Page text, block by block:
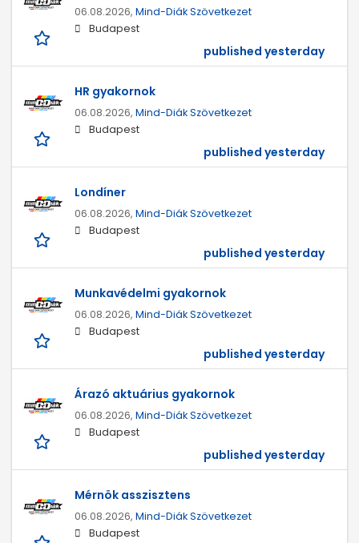
06.08.2026, Mind-Diák Szövetkezet
Budapest
published yesterday
HR gyakornok
06.08.2026, Mind-Diák Szövetkezet
Budapest
published yesterday
Londíner
06.08.2026, Mind-Diák Szövetkezet
Budapest
published yesterday
Munkavédelmi gyakornok
06.08.2026, Mind-Diák Szövetkezet
Budapest
published yesterday
Árazó aktuárius gyakornok
06.08.2026, Mind-Diák Szövetkezet
Budapest
published yesterday
Mérnök asszisztens
06.08.2026, Mind-Diák Szövetkezet
Budapest